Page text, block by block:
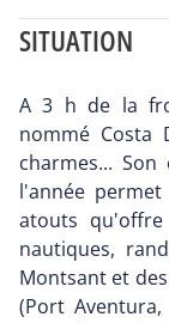
SITUATION
A 3 h de la
nommé Costa
charmes...
l'année
atouts
nautiques,
Montsant et
(Port